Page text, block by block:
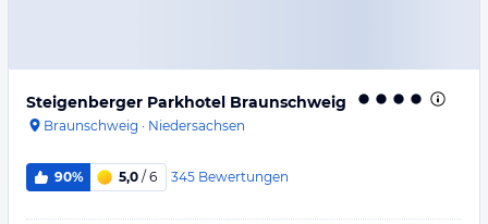
Steigenberger Parkhotel Braunschweig
Braunschweig · Niedersachsen
90% 5,0 / 6 345 Bewertungen